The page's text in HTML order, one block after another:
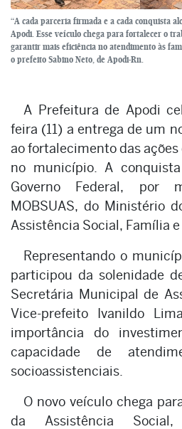
“A cada parceria firmada e a cada conquista
Apodi. Esse veículo chega para fortalecer o
garantir mais eficiência no atendimento às
o prefeito Sabino Neto, de Apodi-Rn.
A Prefeitura de Apodi
feira (11) a entrega de um
ao fortalecimento das
no município. A
Governo Federal, por
MOBSUAS, do Ministério
Assistência Social, Família e
Representando o
participou da solenidade
Secretária Municipal de
Vice-prefeito Ivanildo
importância do
capacidade de
socioassistenciais.
O novo veículo chega
da Assistência